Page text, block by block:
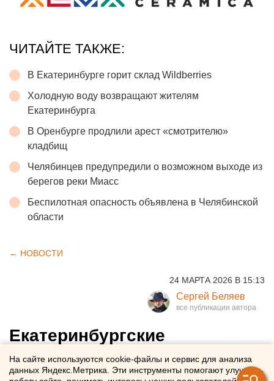
ЧИТАЙТЕ ТАКЖЕ:
В Екатеринбурге горит склад Wildberries
Холодную воду возвращают жителям
Екатеринбурга
В Оренбурге продлили арест «смотрителю»
кладбищ
Челябинцев предупредили о возможном выходе из
берегов реки Миасс
Беспилотная опасность объявлена в Челябинской
области
← НОВОСТИ
24 МАРТА 2026 В 15:13
Сергей Беляев
Екатеринбургские
официанты бьются за работу
из-за закрытия ресторанов
На сайте используются cookie-файлы и сервис для анализа
данных Яндекс.Метрика. Эти инструменты помогают улучшать